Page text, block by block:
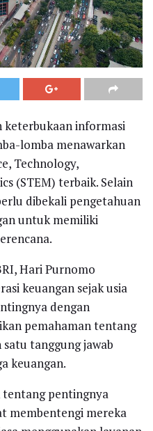
keterbukaan informasi
lomba menawarkan
Technology,
(STEM) terbaik. Selain
dibekali pengetahuan
untuk memiliki
Hari Purnomo
keuangan sejak usia
dengan
pemahaman tentang
tanggung jawab
keuangan.
tentang pentingnya
membentengi mereka